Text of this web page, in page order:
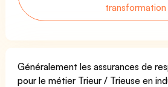
transformation
Généralement les assurances de
pour le métier Trieur / Trieuse en